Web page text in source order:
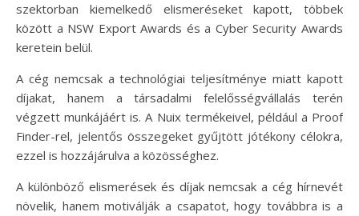
szektorban kiemelkedő elismeréseket kapott, többek
között a NSW Export Awards és a Cyber Security Awards
keretein belül.
A cég nemcsak a technológiai teljesítménye miatt kapott
díjakat, hanem a társadalmi felelősségvállalás terén
végzett munkájáért is. A Nuix termékeivel, például a Proof
Finder-rel, jelentős összegeket gyűjtött jótékony célokra,
ezzel is hozzájárulva a közösséghez.
A különböző elismerések és díjak nemcsak a cég hírnevét
növelik, hanem motiválják a csapatot, hogy továbbra is a